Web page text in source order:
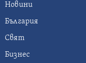
Новини
България
Свят
Бизнес